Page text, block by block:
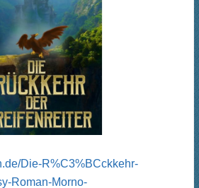
Die-R%C3%BCckkehr-
Roman-Morno-